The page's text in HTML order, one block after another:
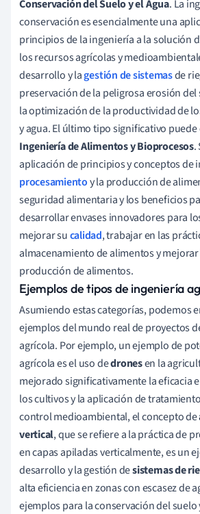
Conservación del Suelo y el Agua. La
conservación es esencialmente una
principios de la ingeniería a la solución
los recursos agrícolas y
desarrollo y lagestión de sistemasde
preservación de la peligrosa erosión
la optimización de la productividad de
y agua. El último tipo significativo
Ingeniería de Alimentos y Bioprocesos.
aplicación de principios y conceptos de
procesamientoy la producción de
seguridad alimentaria y los beneficios
desarrollar envases innovadores para
mejorar sucalidad, trabajar en las
almacenamiento de alimentos y
producción de alimentos.
Ejemplos de tipos de ingeniería
Asumiendo estas categorías, podemos
ejemplos del mundo real de proyectos
agrícola. Por ejemplo, un ejemplo de
agrícola es el uso dedronesen la
mejorado significativamente la eficacia
los cultivos y la aplicación de
control medioambiental, el concepto de
vertical, que se refiere a la práctica de
en capas apiladas verticalmente, es un
desarrollo y la gestión desistemas de
alta eficiencia en zonas con escasez de
ejemplos para la conservación del suelo